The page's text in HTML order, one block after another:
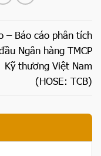
– Báo cáo phân tích
Ngân hàng TMCP
Kỹ thương Việt Nam
(HOSE: TCB)